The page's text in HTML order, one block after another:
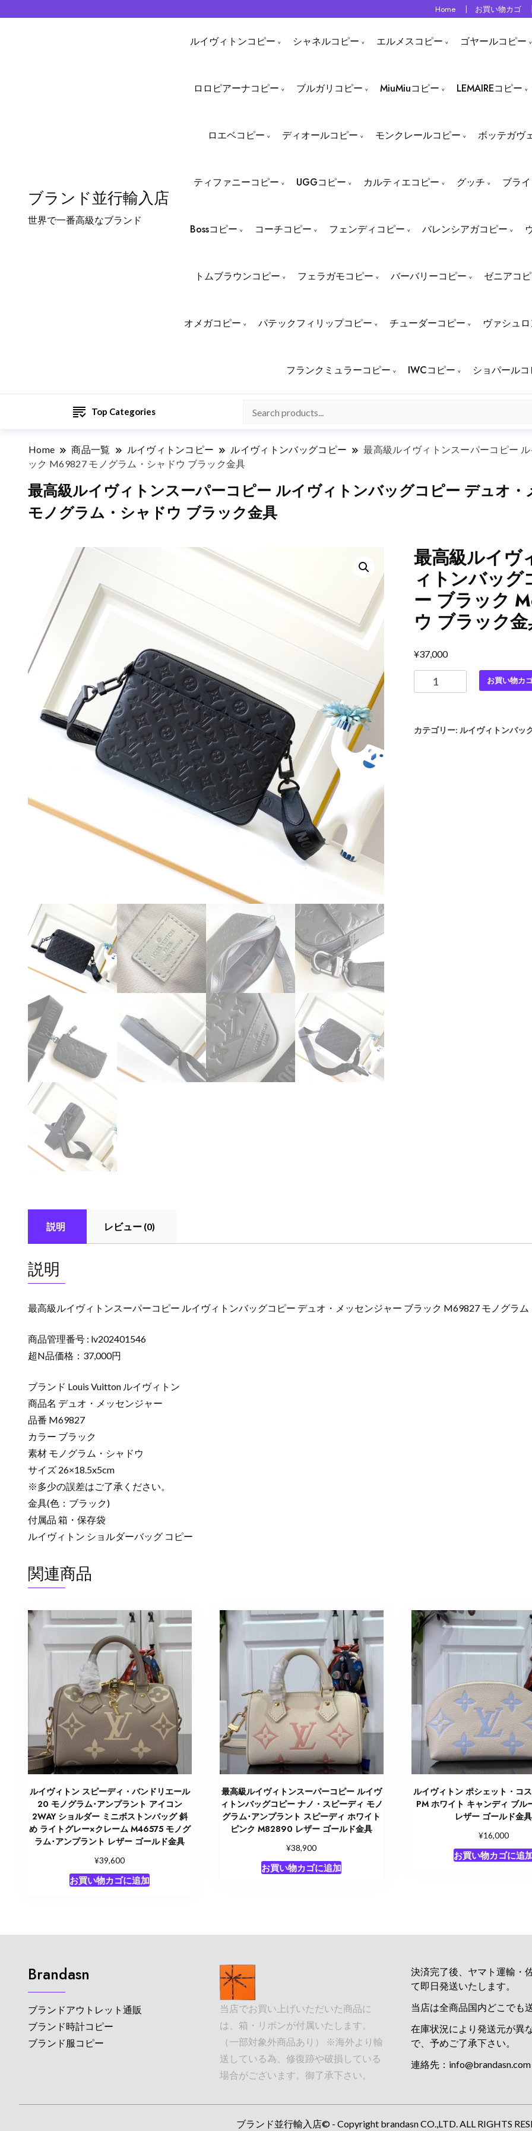
Home お買い物カゴ
ブランド並行輸入店
世界で一番高級なブランド
ルイヴィトンコピー シャネルコピー エルメスコピー ゴヤールコピー
ロロピアーナコピー ブルガリコピー MiuMiuコピー LEMAIREコピー
ロエベコピー ディオールコピー モンクレールコピー ボッテガヴ
ティファニーコピー UGGコピー カルティエコピー グッチ ブラ
Bossコピー コーチコピー フェンディコピー バレンシアガコピー
トムブラウンコピー フェラガモコピー バーバリーコピー ゼニアコ
オメガコピー パテックフィリップコピー チューダーコピー ヴァシュ
フランクミュラーコピー IWCコピー ショパール
Top Categories
Home 商品一覧 ルイヴィトンコピー ルイヴィトンバッグコピー
最高級ルイヴィトンスーパーコピー
ック M69827 モノグラム・シャドウ ブラック金具
最高級ルイヴィトンスーパーコピー ルイヴィトンバッグコピー デュオ
モノグラム・シャドウ ブラック金具
最高級ルイヴ
ィトンバッグ
ー ブラック
ウ ブラック
¥37,000
高
イ
ッ
ノ
お買い物カ
カテゴリー: ルイヴィトンバッ
説明 レビュー (0)
説明
最高級ルイヴィトンスーパーコピー ルイヴィトンバッグコピー デュオ・メッセンジャー ブラック M69827 モノグラ
商品管理番号 : lv202401546
超N品価格：37,000円
ブランド Louis Vuitton ルイヴィトン
商品名 デュオ・メッセンジャー
品番 M69827
カラー ブラック
素材 モノグラム・シャドウ
サイズ 26×18.5x5cm
※多少の誤差はご了承ください。
金具(色：ブラック)
付属品 箱・保存袋
ルイヴィトン ショルダーバッグ コピー
関連商品
ルイヴィトン スピーディ・バンドリエール
20 モノグラム･アンプラント アイコン
2WAY ショルダー ミニボストンバッグ 斜
め ライトグレー×クレーム M46575 モノグ
ラム･アンプラント レザー ゴールド金具
¥39,600
お買い物カゴに追加
最高級ルイヴィトンスーパーコピー ルイヴ
ィトンバッグコピー ナノ・スピーディ モノ
グラム･アンプラント スピーディ ホワイト
ピンク M82890 レザー ゴールド金具
¥38,900
お買い物カゴに追加
ルイヴィトン ポシェット・コ
PM ホワイト キャンディ ブ
レザー ゴールド金具
¥16,000
お買い物カゴに追
Brandasn
ブランドアウトレット通販
ブランド時計コピー
ブランド服コピー
当店でお買い上げいただいた商品に
は、箱・リボンが付属いたします。
（一部対象外商品あり） ※海外より輸
送している為、修復跡や破損している
場合がございます。御了承下さい。
決済完了後、ヤマト運輸・
て即日発送いたします。
当店は全商品国内どこでも
在庫状況により発送元が異
で、予めご了承下さい。
連絡先： info@brandasn.com
ブランド並行輸入店© - Copyright brandasn CO.,LTD. ALL RIGHTS